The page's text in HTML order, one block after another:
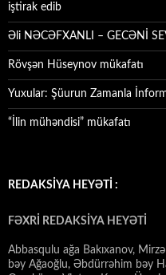
iştirak edib
Əli NƏCƏFXANLI – GECƏNİ
Rövşən Hüseynov mükafatı
Yuxular: Şüurun Zamanla
“İlin mühəndisi” mükafatı
REDAKSİYA HEYƏTİ :
FƏXRİ REDAKSİYA HEYƏTİ
Abbasqulu ağa Bakıxanov,
bəy Ağaoğlu, Əbdürrəhim bəy